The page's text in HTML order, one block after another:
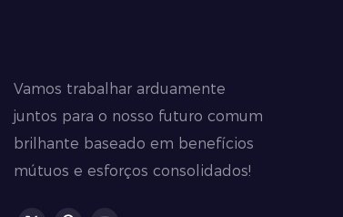
Vamos trabalhar arduamente
juntos para o nosso futuro comum
brilhante baseado em benefícios
mútuos e esforços consolidados!